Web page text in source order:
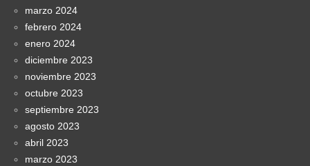
marzo 2024
febrero 2024
enero 2024
diciembre 2023
noviembre 2023
octubre 2023
septiembre 2023
agosto 2023
abril 2023
marzo 2023